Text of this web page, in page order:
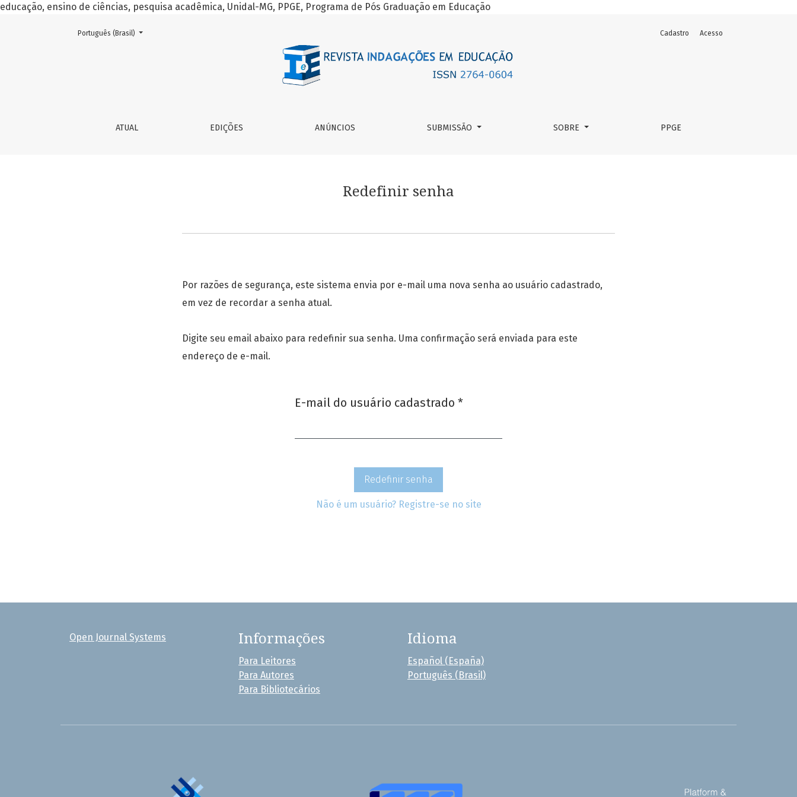
educação, ensino de ciências, pesquisa acadêmica, Unidal-MG, PPGE, Programa de Pós Graduação em Educação
Redefinir senha
ATUAL EDIÇÕES ANÚNCIOS SUBMISSÃO SOBRE PPGE
Cadastro Acesso
##plugins.themes.healthSciences.language.toggle##
Português (Brasil)
Redefinir senha
Por razões de segurança, este sistema envia por e-mail uma nova senha ao usuário cadastrado,
em vez de recordar a senha atual.
Digite seu email abaixo para redefinir sua senha. Uma confirmação será enviada para este
endereço de e-mail.
E-mail do usuário cadastrado *Obrigatório
Redefinir senha
Não é um usuário? Registre-se no site
Open Journal Systems Informações
Para Leitores
Para Autores
Para Bibliotecários
Idioma
Español (España)
Português (Brasil)